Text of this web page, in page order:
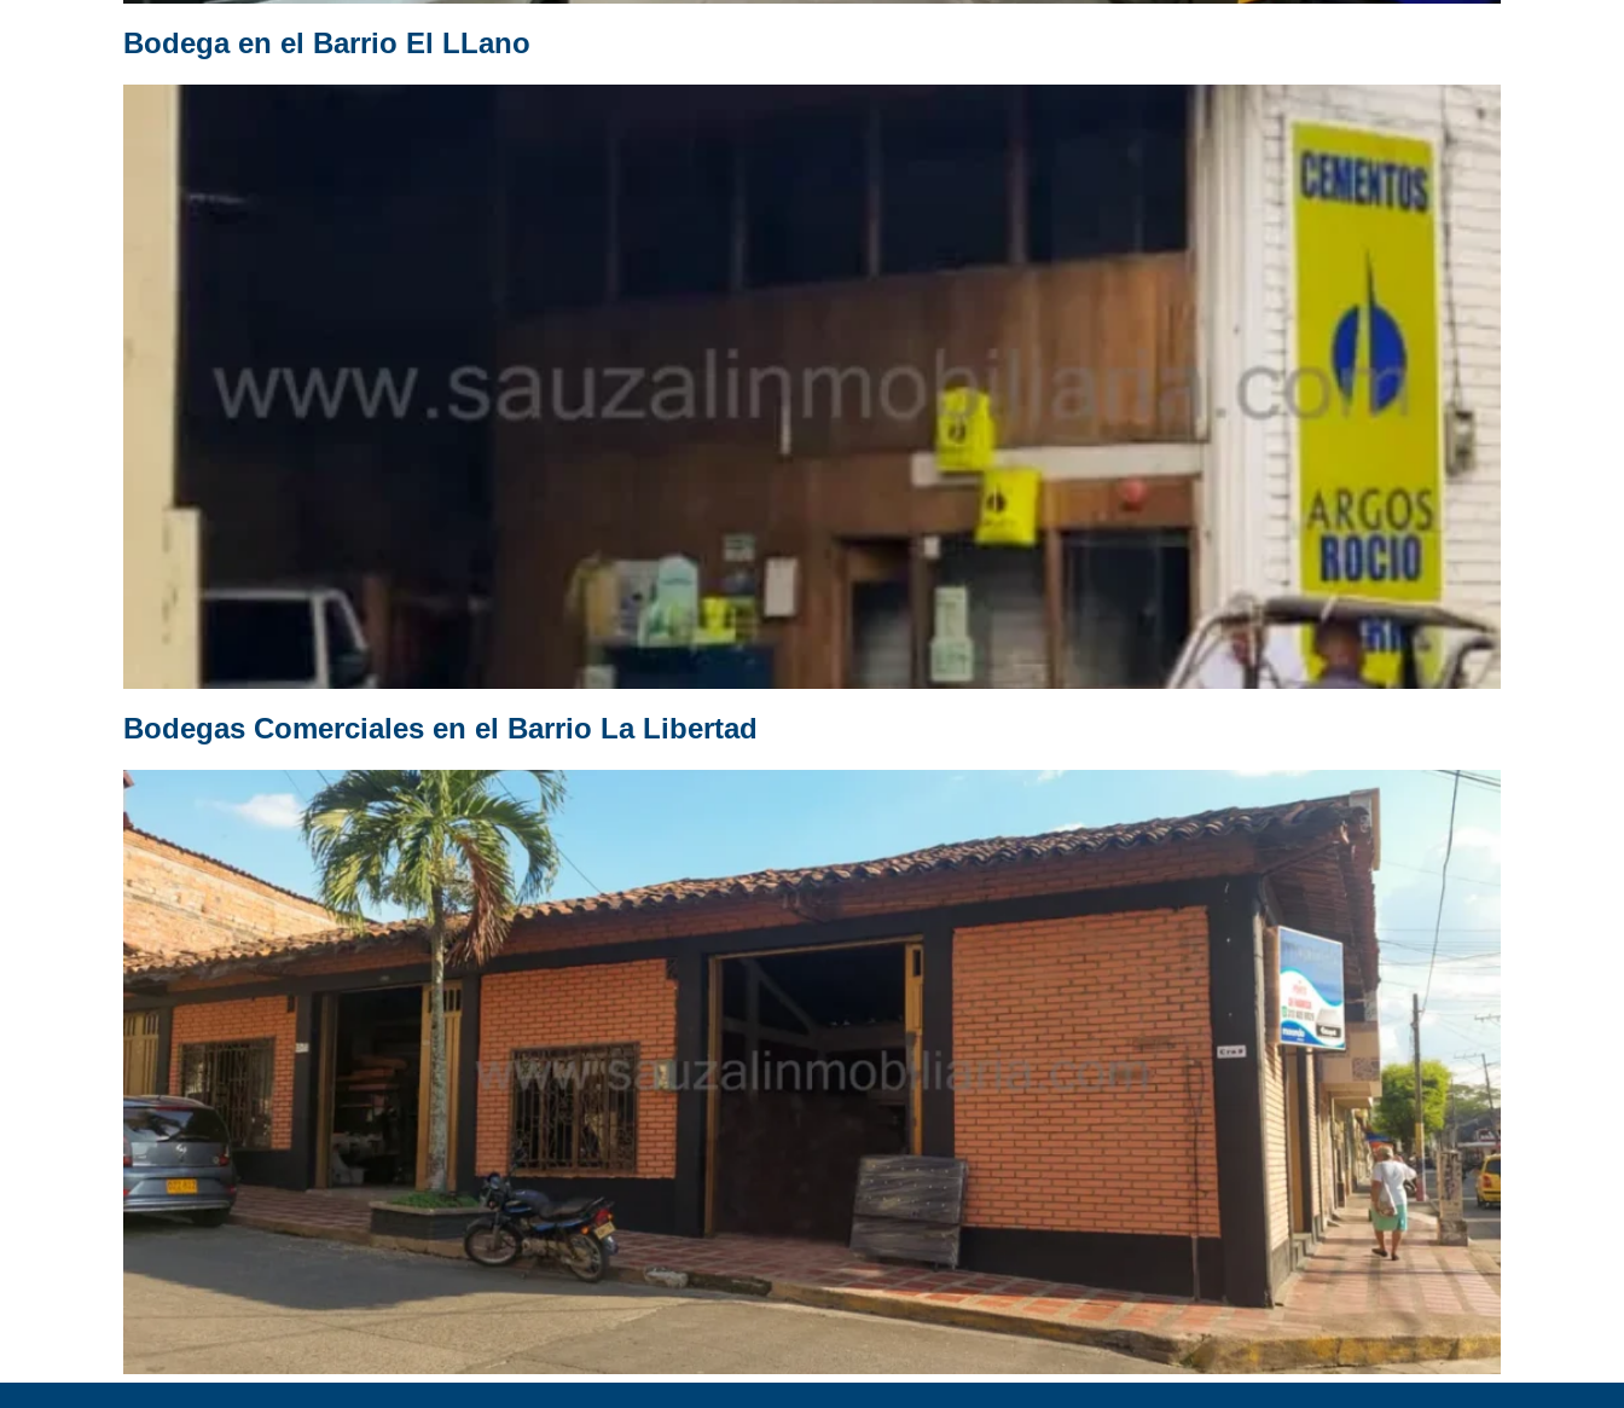
Bodega en el Barrio El LLano
Bodegas Comerciales en el Barrio La Libertad